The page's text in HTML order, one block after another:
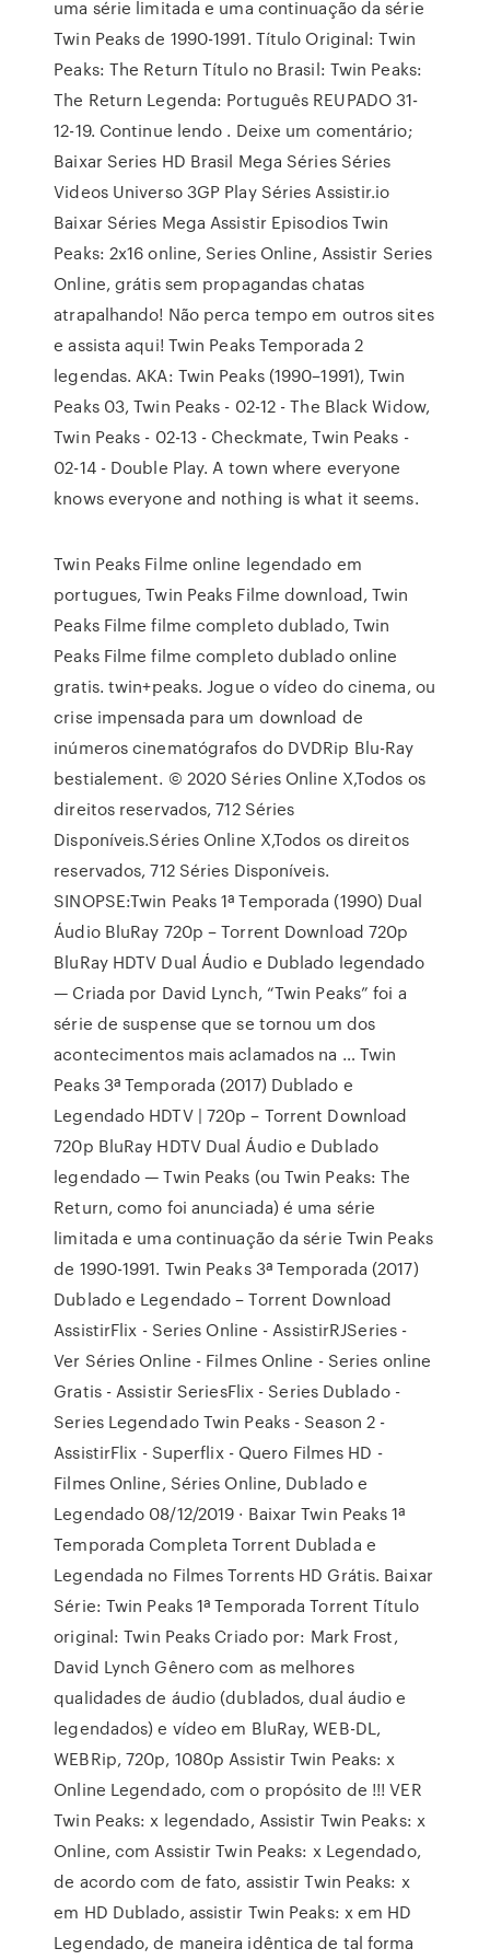
uma série limitada e uma continuação da série
Twin Peaks de 1990-1991. Título Original: Twin
Peaks: The Return Título no Brasil: Twin Peaks:
The Return Legenda: Português REUPADO 31-
12-19. Continue lendo . Deixe um comentário;
Baixar Series HD Brasil Mega Séries Séries
Videos Universo 3GP Play Séries Assistir.io
Baixar Séries Mega Assistir Episodios Twin
Peaks: 2x16 online, Series Online, Assistir Series
Online, grátis sem propagandas chatas
atrapalhando! Não perca tempo em outros sites
e assista aqui! Twin Peaks Temporada 2
legendas. AKA: Twin Peaks (1990–1991), Twin
Peaks 03, Twin Peaks - 02-12 - The Black Widow,
Twin Peaks - 02-13 - Checkmate, Twin Peaks -
02-14 - Double Play. A town where everyone
knows everyone and nothing is what it seems.
Twin Peaks Filme online legendado em
portugues, Twin Peaks Filme download, Twin
Peaks Filme filme completo dublado, Twin
Peaks Filme filme completo dublado online
gratis. twin+peaks. Jogue o vídeo do cinema, ou
crise impensada para um download de
inúmeros cinematógrafos do DVDRip Blu-Ray
bestialement. © 2020 Séries Online X,Todos os
direitos reservados, 712 Séries
Disponíveis.Séries Online X,Todos os direitos
reservados, 712 Séries Disponíveis.
SINOPSE:Twin Peaks 1ª Temporada (1990) Dual
Áudio BluRay 720p – Torrent Download 720p
BluRay HDTV Dual Áudio e Dublado legendado
— Criada por David Lynch, “Twin Peaks” foi a
série de suspense que se tornou um dos
acontecimentos mais aclamados na … Twin
Peaks 3ª Temporada (2017) Dublado e
Legendado HDTV | 720p – Torrent Download
720p BluRay HDTV Dual Áudio e Dublado
legendado — Twin Peaks (ou Twin Peaks: The
Return, como foi anunciada) é uma série
limitada e uma continuação da série Twin Peaks
de 1990-1991. Twin Peaks 3ª Temporada (2017)
Dublado e Legendado – Torrent Download
AssistirFlix - Series Online - AssistirRJSeries -
Ver Séries Online - Filmes Online - Series online
Gratis - Assistir SeriesFlix - Series Dublado -
Series Legendado Twin Peaks - Season 2 -
AssistirFlix - Superflix - Quero Filmes HD -
Filmes Online, Séries Online, Dublado e
Legendado 08/12/2019 · Baixar Twin Peaks 1ª
Temporada Completa Torrent Dublada e
Legendada no Filmes Torrents HD Grátis. Baixar
Série: Twin Peaks 1ª Temporada Torrent Título
original: Twin Peaks Criado por: Mark Frost,
David Lynch Gênero com as melhores
qualidades de áudio (dublados, dual áudio e
legendados) e vídeo em BluRay, WEB-DL,
WEBRip, 720p, 1080p Assistir Twin Peaks: x
Online Legendado, com o propósito de !!! VER
Twin Peaks: x legendado, Assistir Twin Peaks: x
Online, com Assistir Twin Peaks: x Legendado,
de acordo com de fato, assistir Twin Peaks: x
em HD Dublado, assistir Twin Peaks: x em HD
Legendado, de maneira idêntica de tal forma